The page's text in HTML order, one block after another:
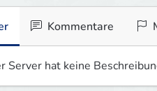
Kommentare
Server hat keine